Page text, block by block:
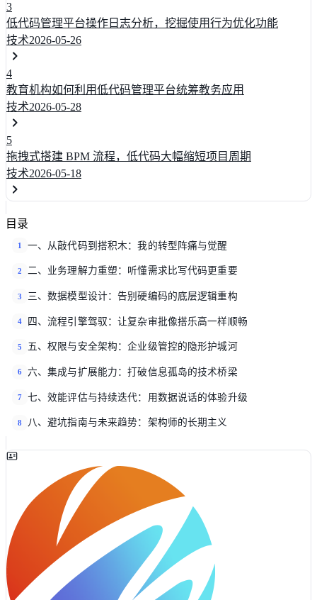
3
低代码管理平台操作日志分析，挖掘使用行为优化功能
技术2026-05-26
4
教育机构如何利用低代码管理平台统筹教务应用
技术2026-05-28
5
拖拽式搭建 BPM 流程，低代码大幅缩短项目周期
技术2026-05-18
目录
1 一、从敲代码到搭积木：我的转型阵痛与觉醒
2 二、业务理解力重塑：听懂需求比写代码更重要
3 三、数据模型设计：告别硬编码的底层逻辑重构
4 四、流程引擎驾驭：让复杂审批像搭乐高一样顺畅
5 五、权限与安全架构：企业级管控的隐形护城河
6 六、集成与扩展能力：打破信息孤岛的技术桥梁
7 七、效能评估与持续迭代：用数据说话的体验升级
8 八、避坑指南与未来趋势：架构师的长期主义